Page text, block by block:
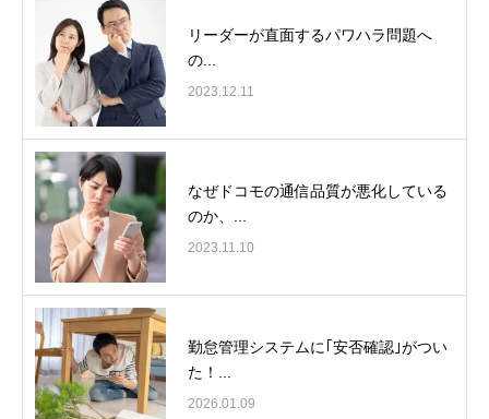
リーダーが直面するパワハラ問題へ
の...
2023.12.11
なぜドコモの通信品質が悪化している
のか、...
2023.11.10
勤怠管理システムに｢安否確認｣がつい
た！...
2026.01.09